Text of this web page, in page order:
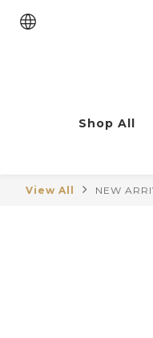
Shop All
View All NEW